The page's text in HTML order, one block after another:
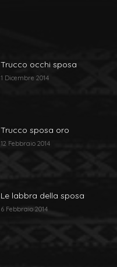
Trucco occhi sposa
1 Dicembre 2014
Trucco sposa oro
12 Febbraio 2014
Le labbra della sposa
6 Febbraio 2014